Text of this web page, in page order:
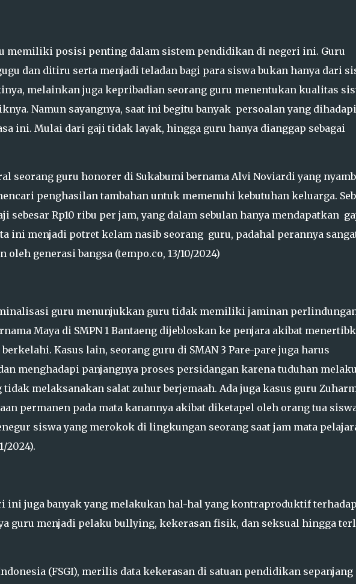
memiliki posisi penting dalam sistem pendidikan di negeri ini. Guru
dan ditiru serta menjadi teladan bagi para siswa bukan hanya dari
melainkan juga kepribadian seorang guru menentukan kualitas
Namun sayangnya, saat ini begitu banyak persoalan yang dihadapi
ini. Mulai dari gaji tidak layak, hingga guru hanya dianggap sebagai
seorang guru honorer di Sukabumi bernama Alvi Noviardi yang
penghasilan tambahan untuk memenuhi kebutuhan keluarga.
sebesar Rp10 ribu per jam, yang dalam sebulan hanya mendapatkan
ini menjadi potret kelam nasib seorang guru, padahal perannya
generasi bangsa (tempo.co, 13/10/2024)
guru menunjukkan guru tidak memiliki jaminan
Maya di SMPN 1 Bantaeng dijebloskan ke penjara akibat
Kasus lain, seorang guru di SMAN 3 Pare-pare juga harus
menghadapi panjangnya proses persidangan karena tuduhan
melaksanakan salat zuhur berjemaah. Ada juga kasus guru
permanen pada mata kanannya akibat diketapel oleh orang tua
siswa yang merokok di lingkungan seorang saat jam mata
2024).
ini juga banyak yang melakukan hal-hal yang kontraproduktif terhadap
guru menjadi pelaku bullying, kekerasan fisik, dan seksual hingga
(FSGI), merilis data kekerasan di satuan pendidikan sepanjang